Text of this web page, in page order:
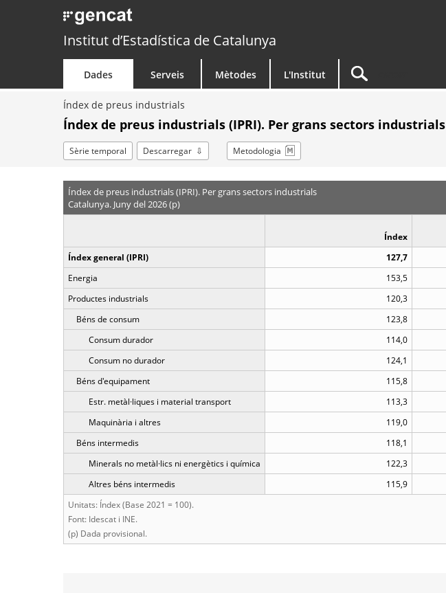
Institut d’Estadística de Catalunya
Dades Serveis Mètodes L'Institut
Índex de preus industrials
Índex de preus industrials (IPRI). Per grans sectors industrials
Sèrie temporal Descarregar Metodologia
Índex de preus industrials (IPRI). Per grans sectors industrials
Catalunya. Juny del 2026 (p)
Índex
Índex general (IPRI)
127,7
Energia
153,5
Productes industrials
120,3
Béns de consum
123,8
Consum durador
114,0
Consum no durador
124,1
Béns d'equipament
115,8
Estr. metàl·liques i material transport
113,3
Maquinària i altres
119,0
Béns intermedis
118,1
Minerals no metàl·lics ni energètics i química
122,3
Altres béns intermedis
115,9
Unitats: Índex (Base 2021 = 100).
Font: Idescat i INE.
(p) Dada provisional.